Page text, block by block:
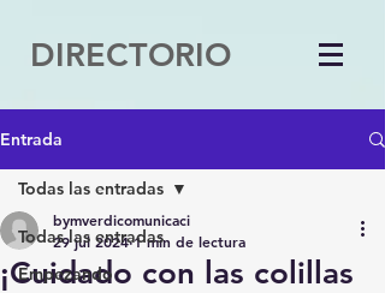
DIRECTORIO
Entrada
Todas las entradas
Empezando
Todas las entradas
¡Cuidado con las colillas
bymverdicomunicaci
29 jul 2024 1 min de lectura